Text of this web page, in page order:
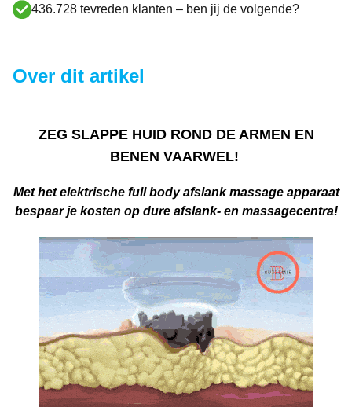
436.728 tevreden klanten – ben jij de volgende?
Over dit artikel
ZEG SLAPPE HUID ROND DE ARMEN EN
BENEN VAARWEL!
Met het elektrische full body afslank massage apparaat
bespaar je kosten op dure afslank- en massagecentra!